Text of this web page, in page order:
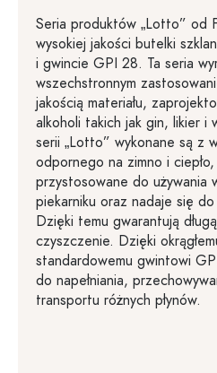
Seria produktów „Lotto” od
wysokiej jakości butelki
i gwincie GPI 28. Ta seria
wszechstronnym
jakością materiału,
alkoholi takich jak gin, likier i
serii „Lotto” wykonane są z
odpornego na zimno i
przystosowane do używania
piekarniku oraz nadaje się
Dzięki temu gwarantują
czyszczenie. Dzięki
standardowemu gwintowi
do napełniania,
transportu różnych płynów.